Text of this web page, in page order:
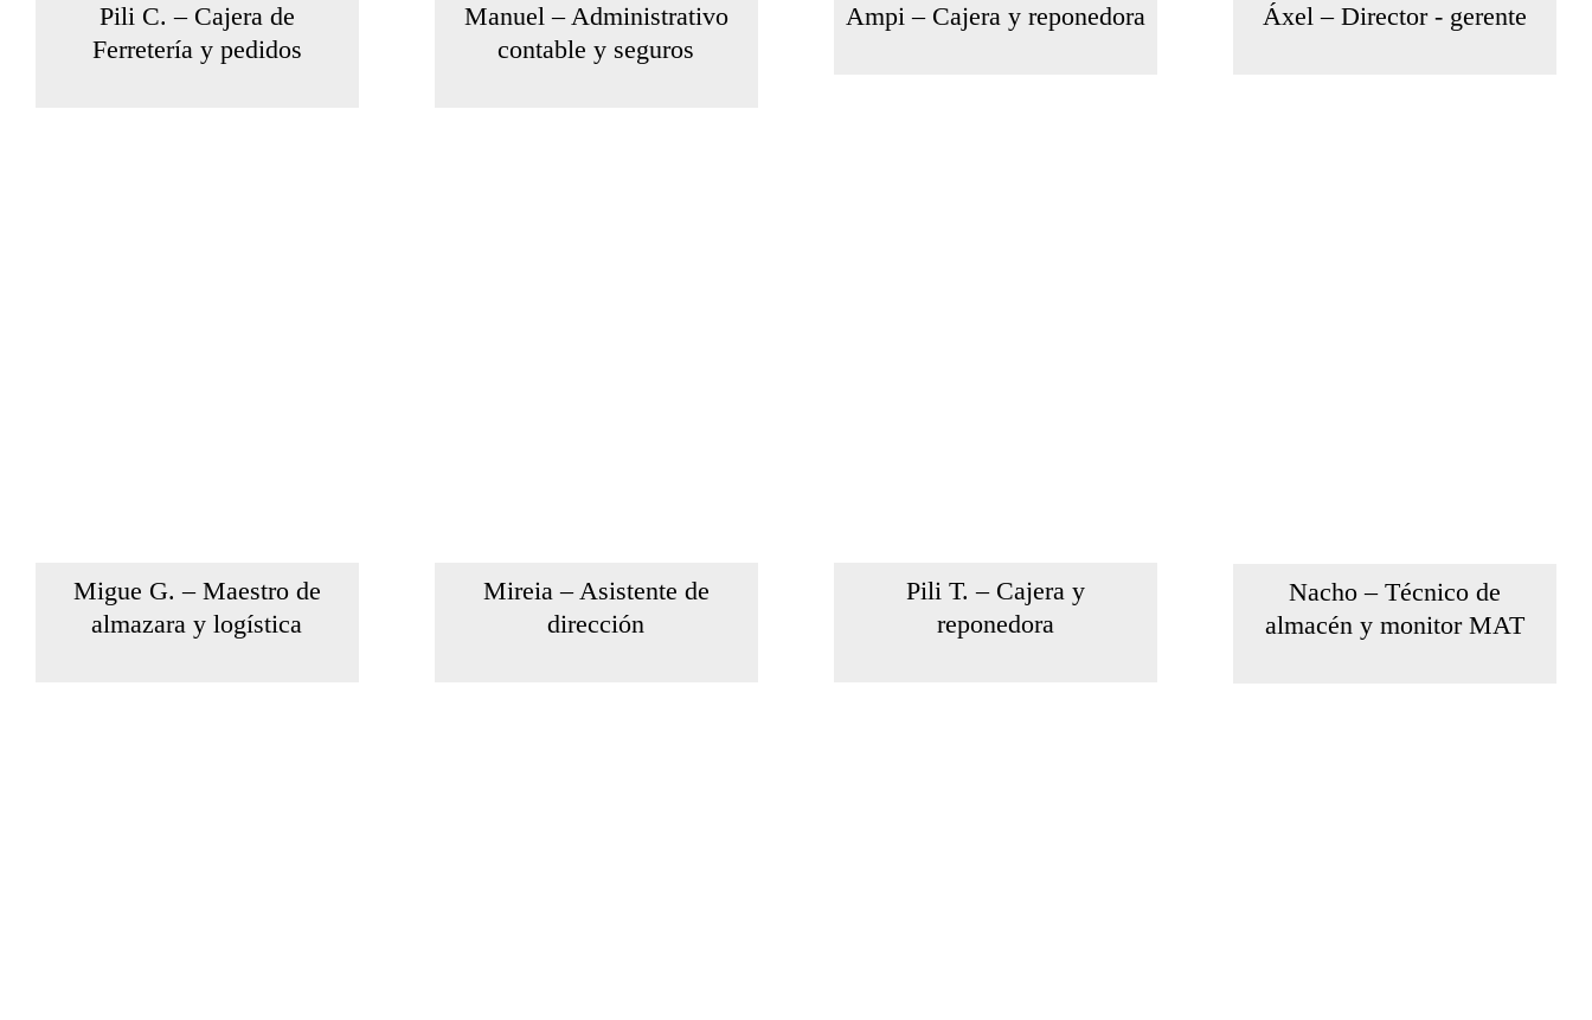
Pili C. – Cajera de
Ferretería y pedidos
Manuel – Administrativo
contable y seguros
Ampi – Cajera y reponedora Áxel – Director - gerente
Migue G. – Maestro de
almazara y logística
Mireia – Asistente de
dirección
Pili T. – Cajera y
reponedora
Nacho – Técnico de
almacén y monitor MAT